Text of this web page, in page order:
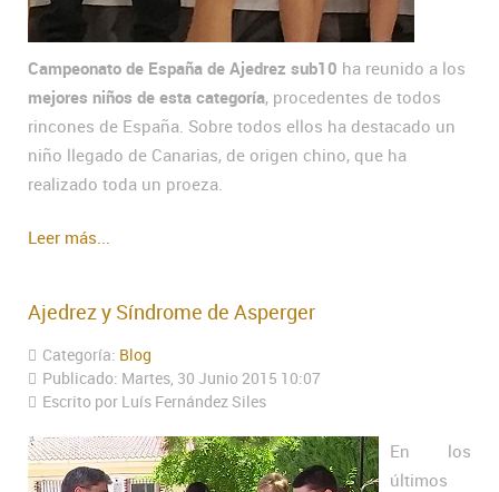
Campeonato de España de Ajedrez sub10 ha reunido a los
mejores niños de esta categoría, procedentes de todos
rincones de España. Sobre todos ellos ha destacado un
niño llegado de Canarias, de origen chino, que ha
realizado toda un proeza.
Leer más...
Ajedrez y Síndrome de Asperger
Categoría: Blog
Publicado: Martes, 30 Junio 2015 10:07
Escrito por Luís Fernández Siles
En los
últimos